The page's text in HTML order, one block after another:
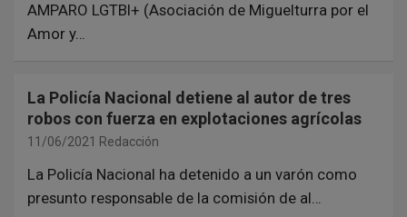
AMPARO LGTBI+ (Asociación de Miguelturra por el
Amor y…
La Policía Nacional detiene al autor de tres
robos con fuerza en explotaciones agrícolas
11/06/2021 Redacción
La Policía Nacional ha detenido a un varón como
presunto responsable de la comisión de al…